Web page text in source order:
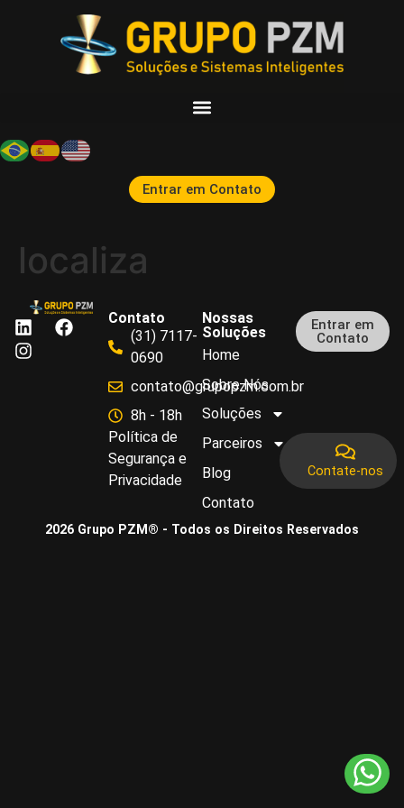
Entrar em Contato
localiza
Contato
(31) 7117-
0690
contato@grupopzm.com.br
8h - 18h
Política de
Segurança e
Privacidade
Nossas
Soluções
Home
Sobre Nós
Soluções
Parceiros
Blog
Contato
Entrar em
Contato
2026 Grupo PZM® - Todos os Direitos Reservados
Contate-nos